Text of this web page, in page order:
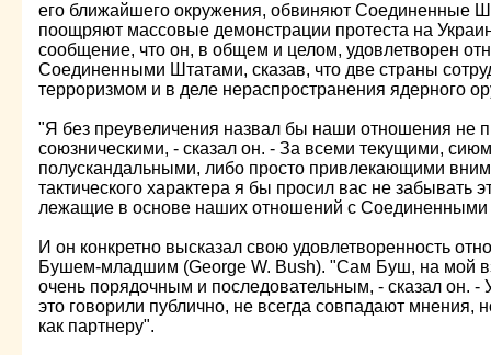
его ближайшего окружения, обвиняют Соединенные
поощряют массовые демонстрации протеста на
сообщение, что он, в общем и целом, удовлетворен
Соединенными Штатами, сказав, что две страны
терроризмом и в деле нераспространения ядерного
"Я без преувеличения назвал бы наши отношения не
союзническими, - сказал он. - За всеми текущими,
полускандальными, либо просто привлекающими
тактического характера я бы просил вас не
лежащие в основе наших отношений с
И он конкретно высказал свою удовлетворенность
Бушем-младшим (George W. Bush). "Сам Буш, на мой
очень порядочным и последовательным, - сказал он. -
это говорили публично, не всегда совпадают мнения,
как партнеру".